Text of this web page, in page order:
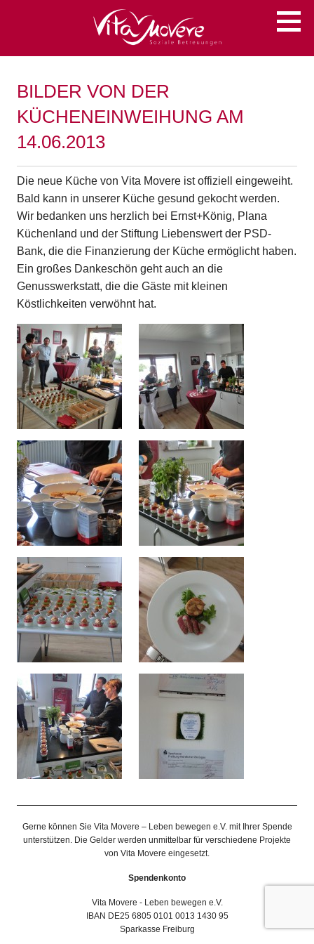
VITA MOVERE
BILDER VON DER
KÜCHENEINWEIHUNG AM
14.06.2013
Die neue Küche von Vita Movere ist offiziell eingeweiht.
Bald kann in unserer Küche gesund gekocht werden.
Wir bedanken uns herzlich bei Ernst+König, Plana
Küchenland und der Stiftung Liebenswert der PSD-
Bank, die die Finanzierung der Küche ermöglicht haben.
Ein großes Dankeschön geht auch an die
Genusswerkstatt, die die Gäste mit kleinen
Köstlichkeiten verwöhnt hat.
Gerne können Sie Vita Movere – Leben bewegen e.V. mit Ihrer Spende
unterstützen. Die Gelder werden unmittelbar für verschiedene Projekte
von Vita Movere eingesetzt.
Spendenkonto
Vita Movere - Leben bewegen e.V.
IBAN DE25 6805 0101 0013 1430 95
Sparkasse Freiburg